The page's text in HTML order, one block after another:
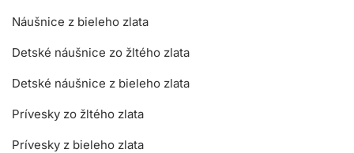
Náušnice z bieleho zlata
Detské náušnice zo žltého zlata
Detské náušnice z bieleho zlata
Prívesky zo žltého zlata
Prívesky z bieleho zlata